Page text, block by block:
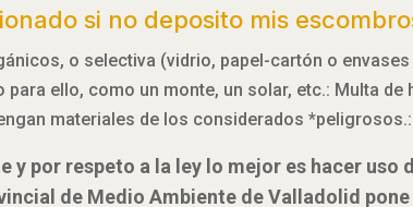
si no deposito mis
o selectiva (vidrio, papel-cartón o
para ello, como un monte, un solar, etc.: Multa
materiales de los considerados
y por respeto a la ley lo mejor es hacer
de Medio Ambiente de Valladolid